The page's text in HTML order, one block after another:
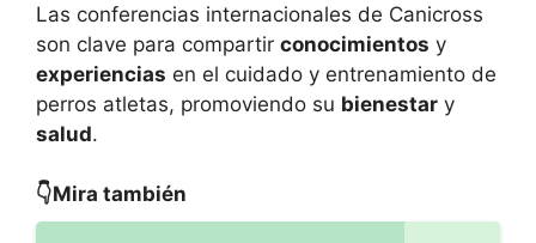
Las conferencias internacionales de Canicross
son clave para compartir conocimientos y
experiencias en el cuidado y entrenamiento de
perros atletas, promoviendo su bienestar y
salud.
👇Mira también